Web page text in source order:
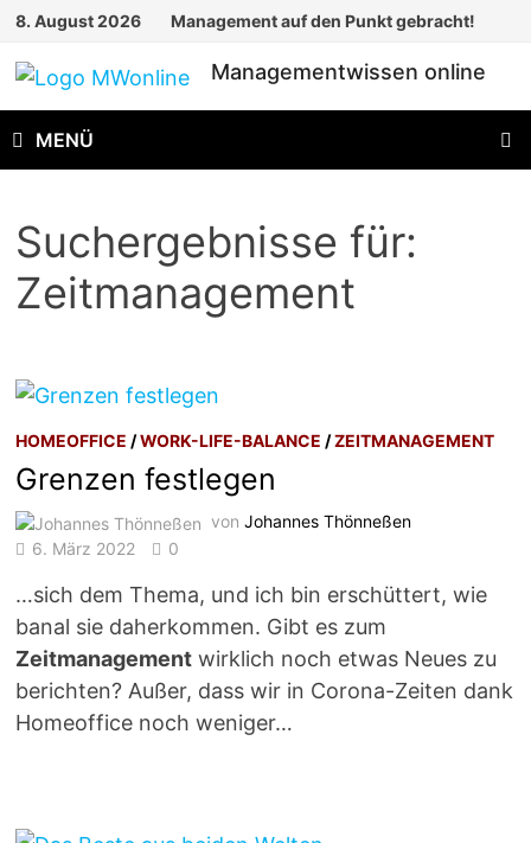
Zum
springen
8. August 2026 Management auf den Punkt gebracht!
Managementwissen online
MENÜ
Suchergebnisse für:
Zeitmanagement
HOMEOFFICE /WORK-LIFE-BALANCE /ZEITMANAGEMENT
Grenzen festlegen
vonJohannes Thönneßen
6. März 2022
0
…sich dem Thema, und ich bin erschüttert, wie
banal sie daherkommen. Gibt es zum
Zeitmanagement wirklich noch etwas Neues zu
berichten? Außer, dass wir in Corona-Zeiten dank
Homeoffice noch weniger…